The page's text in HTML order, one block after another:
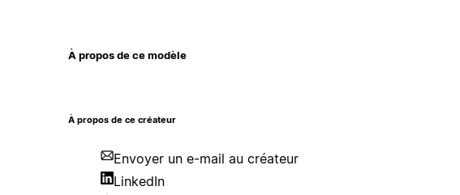
À propos de ce modèle
À propos de ce créateur
Envoyer un e-mail au créateur
LinkedIn